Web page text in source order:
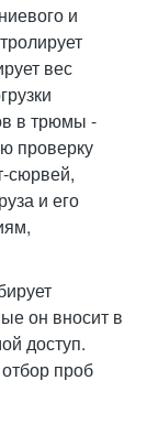
и
вес
в трюмы -
проверку
сюрвей,
и его
он вносит в
доступ.
проб